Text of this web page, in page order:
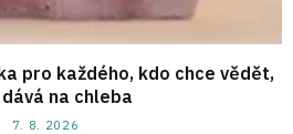
pro každého, kdo chce vědět,
na chleba
7. 8. 2026